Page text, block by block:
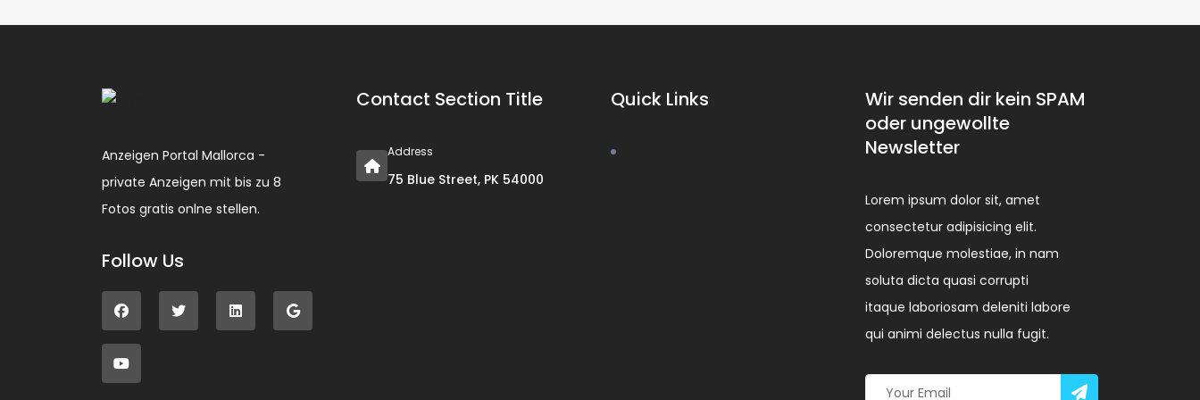
Anzeigen Portal Mallorca -
private Anzeigen mit bis zu 8
Fotos gratis onlne stellen.
Follow Us
Contact Section Title
Address
75 Blue Street, PK 54000
Quick Links
Wir senden dir kein SPAM
oder ungewollte
Newsletter
Lorem ipsum dolor sit, amet
consectetur adipisicing elit.
Doloremque molestiae, in nam
soluta dicta quasi corrupti
itaque laboriosam deleniti labore
qui animi delectus nulla fugit.